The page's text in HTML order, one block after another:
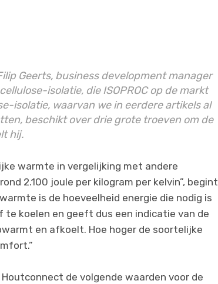
Geerts, business development manager
isolatie, die ISOPROC op de markt
isolatie, waarvan we in eerdere artikels al
beschikt over drie grote troeven om de
hij.
warmte in vergelijking met andere
2.100 joule per kilogram per kelvin”, begint
is de hoeveelheid energie die nodig is
koelen en geeft dus een indicatie van de
en afkoelt. Hoe hoger de soortelijke
de volgende waarden voor de